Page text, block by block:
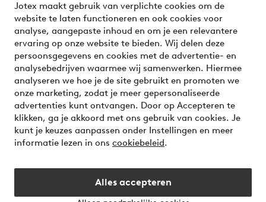
Jotex maakt gebruik van verplichte cookies om de
website te laten functioneren en ook cookies voor
analyse, aangepaste inhoud en om je een relevantere
ervaring op onze website te bieden. Wij delen deze
persoonsgegevens en cookies met de advertentie- en
analysebedrijven waarmee wij samenwerken. Hiermee
analyseren we hoe je de site gebruikt en promoten we
onze marketing, zodat je meer gepersonaliseerde
advertenties kunt ontvangen. Door op Accepteren te
klikken, ga je akkoord met ons gebruik van cookies. Je
kunt je keuzes aanpassen onder Instellingen en meer
informatie lezen in ons cookiebeleid.
Alles accepteren
Onze diensten
Voorwaarden
Meet our friend Ellos
Welcome to Ellos, the Nordic destination for fashion and
beauty! Get a clean, modern aesthetic and unique style for
your wardrobe. Your next inspiring look is here!
Visit Ellos